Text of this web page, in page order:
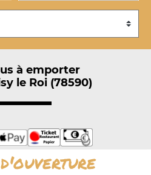
à emporter
le Roi (78590)